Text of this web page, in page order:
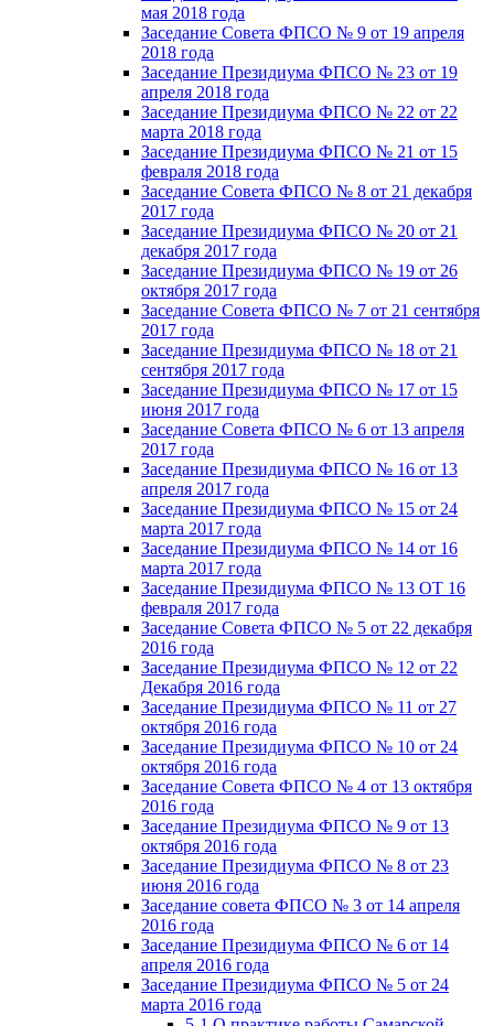
мая 2018 года
Заседание Совета ФПСО № 9 от 19 апреля
2018 года
Заседание Президиума ФПСО № 23 от 19
апреля 2018 года
Заседание Президиума ФПСО № 22 от 22
марта 2018 года
Заседание Президиума ФПСО № 21 от 15
февраля 2018 года
Заседание Совета ФПСО № 8 от 21 декабря
2017 года
Заседание Президиума ФПСО № 20 от 21
декабря 2017 года
Заседание Президиума ФПСО № 19 от 26
октября 2017 года
Заседание Совета ФПСО № 7 от 21 сентября
2017 года
Заседание Президиума ФПСО № 18 от 21
сентября 2017 года
Заседание Президиума ФПСО № 17 от 15
июня 2017 года
Заседание Совета ФПСО № 6 от 13 апреля
2017 года
Заседание Президиума ФПСО № 16 от 13
апреля 2017 года
Заседание Президиума ФПСО № 15 от 24
марта 2017 года
Заседание Президиума ФПСО № 14 от 16
марта 2017 года
Заседание Президиума ФПСО № 13 ОТ 16
февраля 2017 года
Заседание Совета ФПСО № 5 от 22 декабря
2016 года
Заседание Президиума ФПСО № 12 от 22
Декабря 2016 года
Заседание Президиума ФПСО № 11 от 27
октября 2016 года
Заседание Президиума ФПСО № 10 от 24
октября 2016 года
Заседание Совета ФПСО № 4 от 13 октября
2016 года
Заседание Президиума ФПСО № 9 от 13
октября 2016 года
Заседание Президиума ФПСО № 8 от 23
июня 2016 года
Заседание совета ФПСО № 3 от 14 апреля
2016 года
Заседание Президиума ФПСО № 6 от 14
апреля 2016 года
Заседание Президиума ФПСО № 5 от 24
марта 2016 года